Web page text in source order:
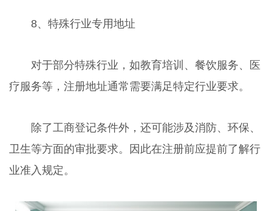
8、特殊行业专用地址
对于部分特殊行业，如教育培训、餐饮服务、医
疗服务等，注册地址通常需要满足特定行业要求。
除了工商登记条件外，还可能涉及消防、环保、
卫生等方面的审批要求。因此在注册前应提前了解行
业准入规定。